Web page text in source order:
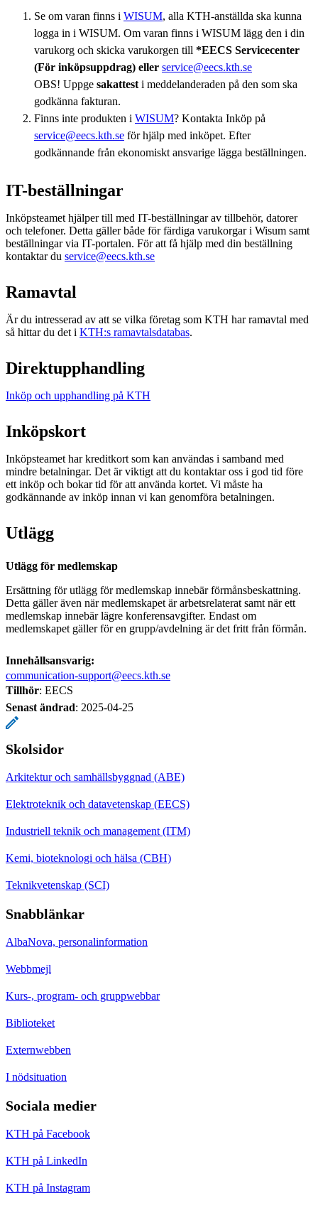
Se om varan finns i WISUM, alla KTH-anställda ska kunna
logga in i WISUM. Om varan finns i WISUM lägg den i din
varukorg och skicka varukorgen till *EECS Servicecenter
(För inköpsuppdrag) eller service@eecs.kth.se
OBS! Uppge sakattest i meddelanderaden på den som ska
godkänna fakturan.
Finns inte produkten i WISUM? Kontakta Inköp på
service@eecs.kth.se ​​​​för hjälp med inköpet. Efter
godkännande från ekonomiskt ansvarige lägga beställningen.
IT-beställningar
Inköpsteamet hjälper till med IT-beställningar av tillbehör, datorer
och telefoner. Detta gäller både för färdiga varukorgar i Wisum samt
beställningar via IT-portalen. För att få hjälp med din beställning
kontaktar du service@eecs.kth.se
Ramavtal
Är du intresserad av att se vilka företag som KTH har ramavtal med
så hittar du det i KTH:s ramavtalsdatabas.
Direktupphandling
Inköp och upphandling på KTH
Inköpskort
Inköpsteamet har kreditkort som kan användas i samband med
mindre betalningar. Det är viktigt att du kontaktar oss i god tid före
ett inköp och bokar tid för att använda kortet. Vi måste ha
godkännande av inköp innan vi kan genomföra betalningen.
Utlägg
Utlägg för medlemskap
Ersättning för utlägg för medlemskap innebär förmånsbeskattning.
Detta gäller även när medlemskapet är arbetsrelaterat samt när ett
medlemskap innebär lägre konferensavgifter. Endast om
medlemskapet gäller för en grupp/avdelning är det fritt från förmån.
Innehållsansvarig:
communication-support@eecs.kth.se
Tillhör: EECS
Senast ändrad: 2025-04-25
Skolsidor
Arkitektur och samhällsbyggnad (ABE)
Elektroteknik och datavetenskap (EECS)
Industriell teknik och management (ITM)
Kemi, bioteknologi och hälsa (CBH)
Teknikvetenskap (SCI)
Snabblänkar
AlbaNova, personalinformation
Webbmejl
Kurs-, program- och gruppwebbar
Biblioteket
Externwebben
I nödsituation
Sociala medier
KTH på Facebook
KTH på LinkedIn
KTH på Instagram